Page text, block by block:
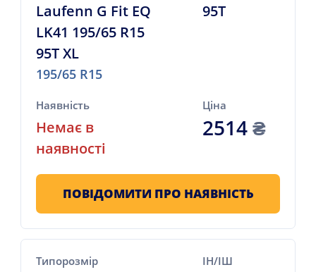
Laufenn G Fit EQ
LK41 195/65 R15
95T XL
195/65 R15
95T
Наявність
Немає в
наявності
Ціна
2514₴
ПОВІДОМИТИ ПРО НАЯВНІСТЬ
Типорозмір ІН/ІШ